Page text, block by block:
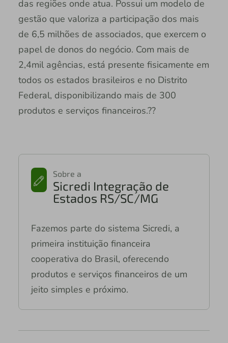
das regiões onde atua. Possui um modelo de
gestão que valoriza a participação dos mais
de 6,5 milhões de associados, que exercem o
papel de donos do negócio. Com mais de
2,4mil agências, está presente fisicamente em
todos os estados brasileiros e no Distrito
Federal, disponibilizando mais de 300
produtos e serviços financeiros.??
Sobre a
Sicredi Integração de
Estados RS/SC/MG
Fazemos parte do sistema Sicredi, a
primeira instituição financeira
cooperativa do Brasil, oferecendo
produtos e serviços financeiros de um
jeito simples e próximo.